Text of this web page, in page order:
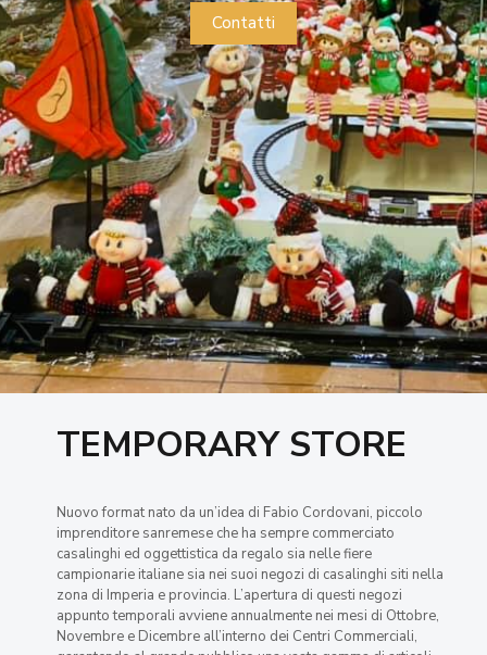
Contatti
TEMPORARY STORE
Nuovo format nato da un’idea di Fabio Cordovani, piccolo
imprenditore sanremese che ha sempre commerciato
casalinghi ed oggettistica da regalo sia nelle fiere
campionarie italiane sia nei suoi negozi di casalinghi siti nella
zona di Imperia e provincia. L’apertura di questi negozi
appunto temporali avviene annualmente nei mesi di Ottobre,
Novembre e Dicembre all’interno dei Centri Commerciali,